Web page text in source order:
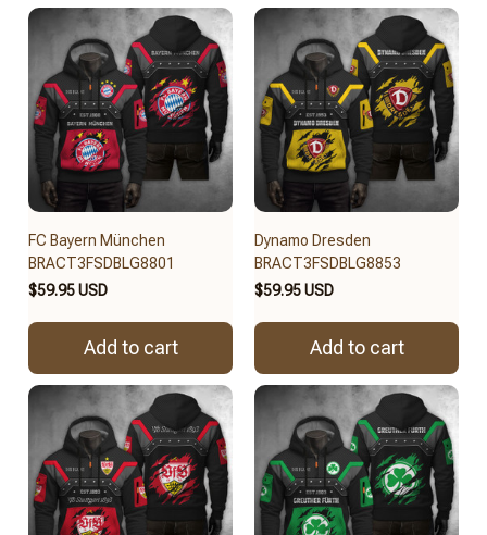
FC Bayern München
BRACT3FSDBLG8801
$59.95 USD
Add to cart
Dynamo Dresden
BRACT3FSDBLG8853
$59.95 USD
Add to cart